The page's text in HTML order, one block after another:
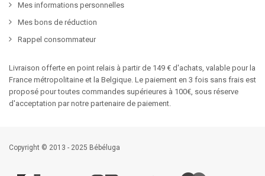
Mes informations personnelles
Mes bons de réduction
Rappel consommateur
Livraison offerte en point relais à partir de 149 € d'achats, valable pour la
France métropolitaine et la Belgique. Le paiement en 3 fois sans frais est
proposé pour toutes commandes supérieures à 100€, sous réserve
d'acceptation par notre partenaire de paiement.
Copyright © 2013 - 2025 Bébéluga